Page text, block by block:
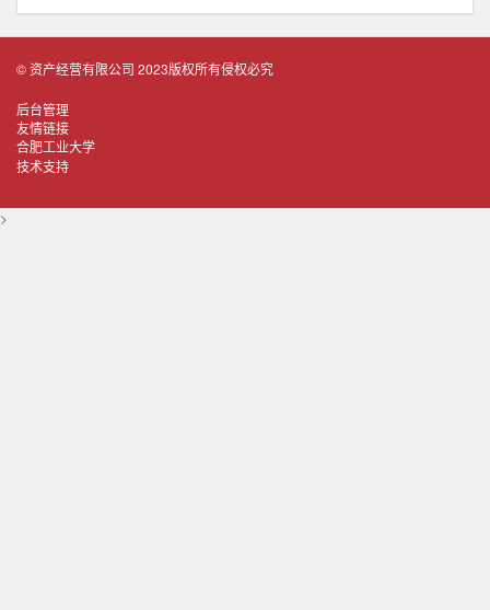
© 资产经营有限公司 2023版权所有侵权必究
后台管理
友情链接
合肥工业大学
技术支持
>